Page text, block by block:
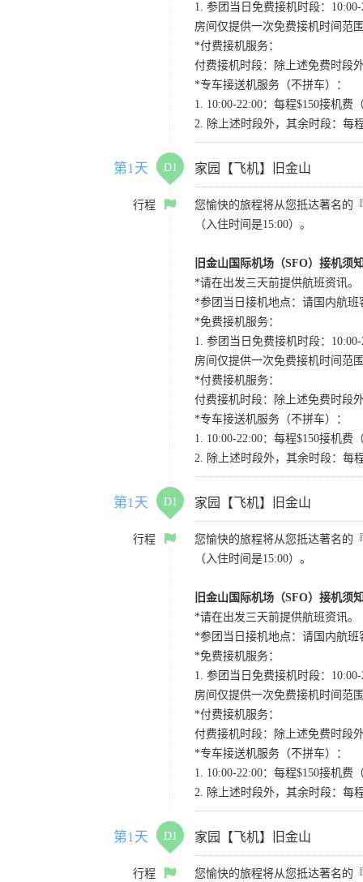
1. 参团当日免费接机时段：
房间仅提供一次免费接机时间范
*付费接机服务：
付费接机时段：除上述免费时段
*专车接送机服务（不拼车）：
1. 10:00-22:00：每程$150接机
2. 除上述时段外，其余时段：每
第1天 D1 家园【飞机】旧金山
行程
您愉快的旅程将从您抵达著名的
（入住时间是15:00）。
旧金山国际机场（SFO）接机须
*请在出发三天前提供航班资讯。
*参团当日接机地点：请国内航班
*免费接机服务：
1. 参团当日免费接机时段：
房间仅提供一次免费接机时间范
*付费接机服务：
付费接机时段：除上述免费时段
*专车接送机服务（不拼车）：
1. 10:00-22:00：每程$150接机
2. 除上述时段外，其余时段：每
第1天 D1 家园【飞机】旧金山
行程
您愉快的旅程将从您抵达著名的
（入住时间是15:00）。
旧金山国际机场（SFO）接机须
*请在出发三天前提供航班资讯。
*参团当日接机地点：请国内航班
*免费接机服务：
1. 参团当日免费接机时段：
房间仅提供一次免费接机时间范
*付费接机服务：
付费接机时段：除上述免费时段
*专车接送机服务（不拼车）：
1. 10:00-22:00：每程$150接机
2. 除上述时段外，其余时段：每
第1天 D1 家园【飞机】旧金山
行程
您愉快的旅程将从您抵达著名的